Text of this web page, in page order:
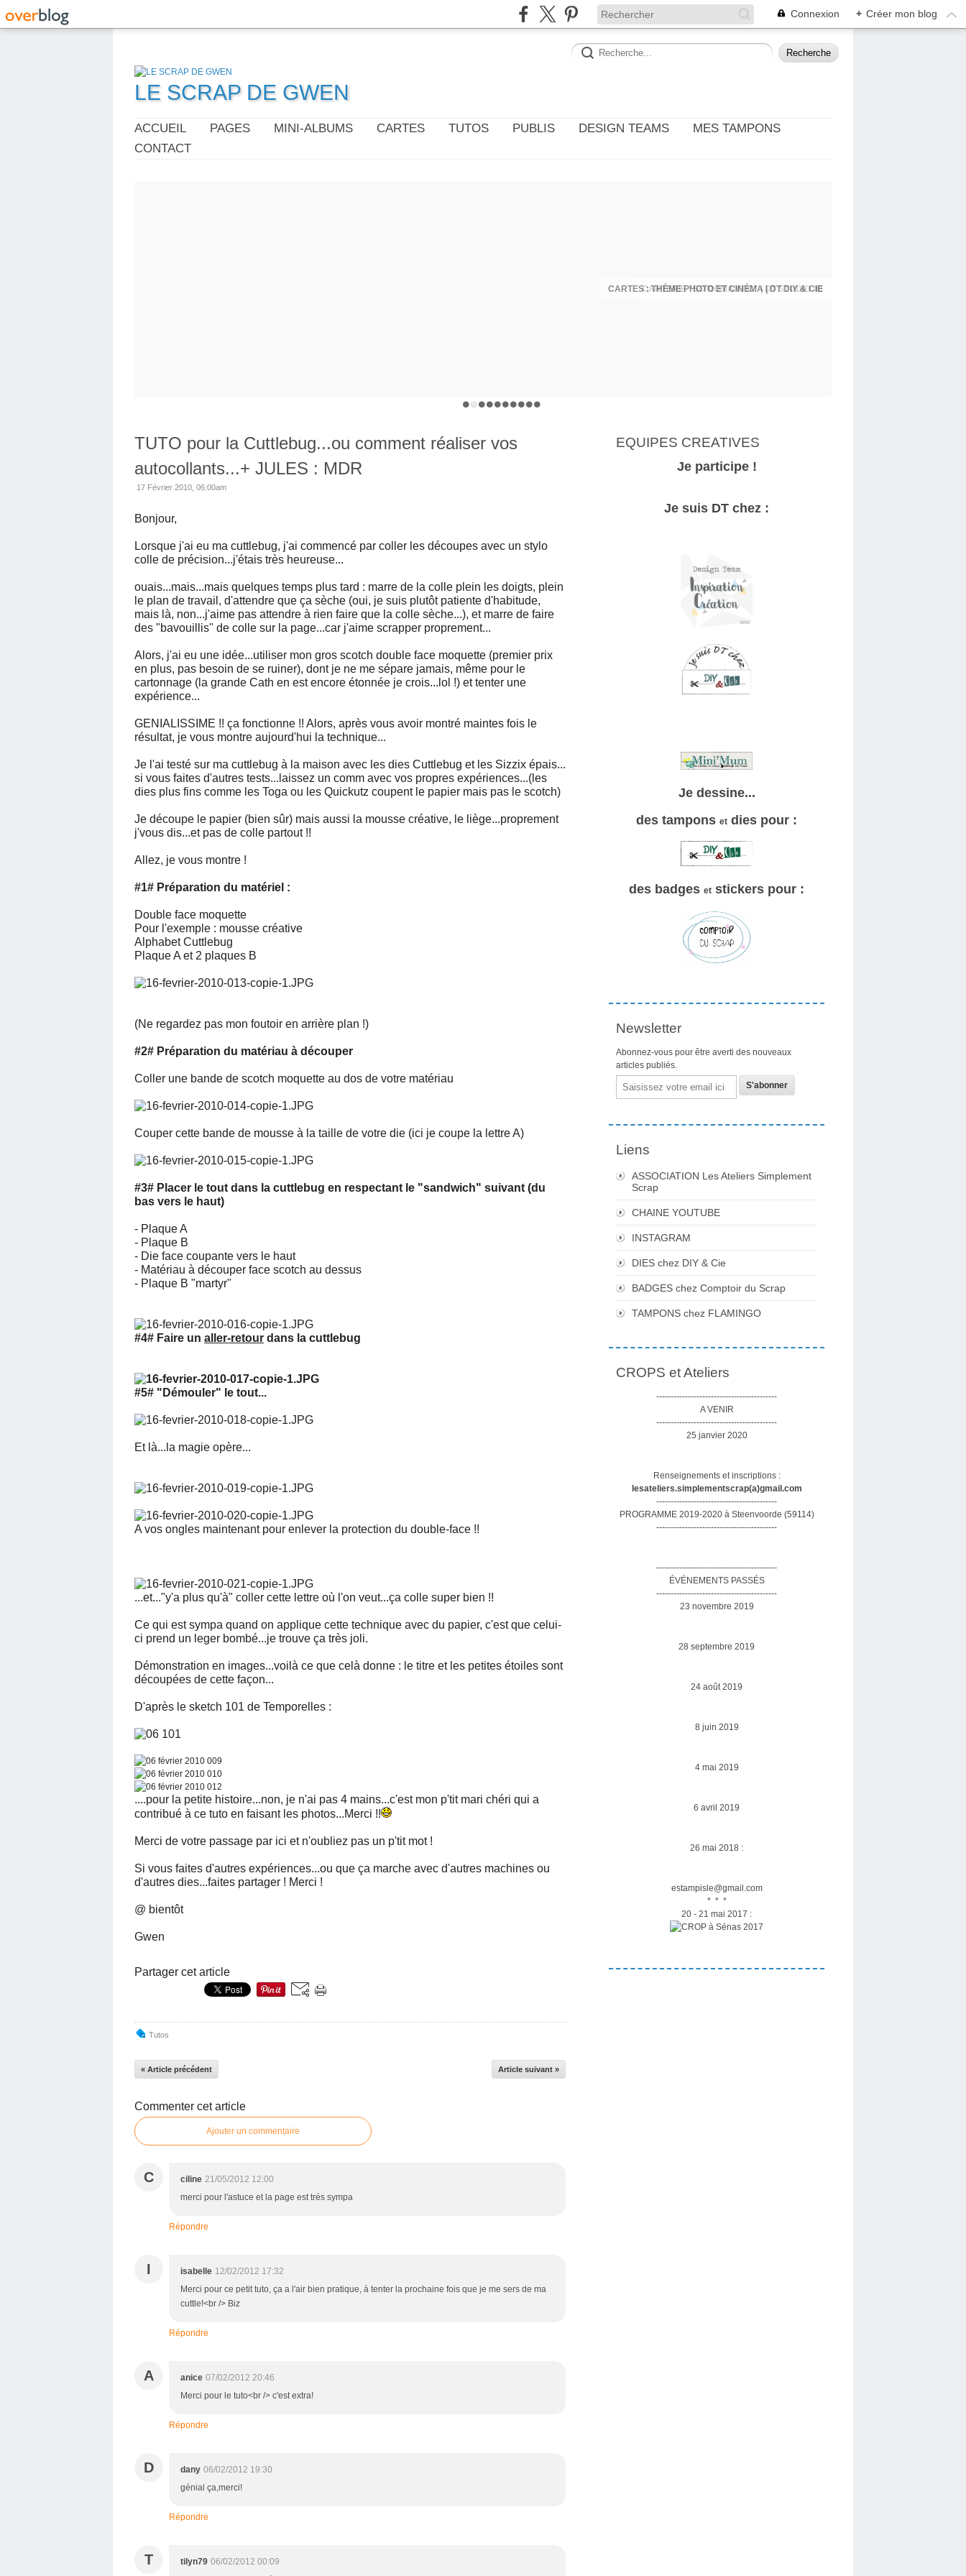
Connexion + Créer mon blog
LE SCRAP DE GWEN
ACCUEIL PAGES MINI-ALBUMS CARTES TUTOS PUBLIS DESIGN TEAMS
MES TAMPONS
CONTACT
CARTES : THÈME PHOTO ET CINÉMA | DT DIY & CIE
TUTO pour la Cuttlebug...ou comment réaliser vos
autocollants...+ JULES : MDR
17 Février 2010, 06:00am
Bonjour,
Lorsque j'ai eu ma cuttlebug, j'ai commencé par coller les découpes avec un stylo
colle de précision...j'étais très heureuse...
ouais...mais...mais quelques temps plus tard : marre de la colle plein les doigts, plein
le plan de travail, d'attendre que ça sèche (oui, je suis plutôt patiente d'habitude,
mais là, non...j'aime pas attendre à rien faire que la colle sèche...), et marre de faire
des "bavouillis" de colle sur la page...car j'aime scrapper proprement...
Alors, j'ai eu une idée...utiliser mon gros scotch double face moquette (premier prix
en plus, pas besoin de se ruiner), dont je ne me sépare jamais, même pour le
cartonnage (la grande Cath en est encore étonnée je crois...lol !) et tenter une
expérience...
GENIALISSIME !! ça fonctionne !! Alors, après vous avoir montré maintes fois le
résultat, je vous montre aujourd'hui la technique...
Je l'ai testé sur ma cuttlebug à la maison avec les dies Cuttlebug et les Sizzix épais...
si vous faites d'autres tests...laissez un comm avec vos propres expériences...(les
dies plus fins comme les Toga ou les Quickutz coupent le papier mais pas le scotch)
Je découpe le papier (bien sûr) mais aussi la mousse créative, le liège...proprement
j'vous dis...et pas de colle partout !!
Allez, je vous montre !
#1# Préparation du matériel :
Double face moquette
Pour l'exemple : mousse créative
Alphabet Cuttlebug
Plaque A et 2 plaques B
(Ne regardez pas mon foutoir en arrière plan !)
#2# Préparation du matériau à découper
Coller une bande de scotch moquette au dos de votre matériau
Couper cette bande de mousse à la taille de votre die (ici je coupe la lettre A)
#3# Placer le tout dans la cuttlebug en respectant le "sandwich" suivant (du
bas vers le haut)
- Plaque A
- Plaque B
- Die face coupante vers le haut
- Matériau à découper face scotch au dessus
- Plaque B "martyr"
#4# Faire un aller-retour dans la cuttlebug
#5# "Démouler" le tout...
Et là...la magie opère...
A vos ongles maintenant pour enlever la protection du double-face !!
...et..."y'a plus qu'à" coller cette lettre où l'on veut...ça colle super bien !!
Ce qui est sympa quand on applique cette technique avec du papier, c'est que celui-
ci prend un leger bombé...je trouve ça très joli.
Démonstration en images...voilà ce que celà donne : le titre et les petites étoiles sont
découpées de cette façon...
D'après le sketch 101 de Temporelles :
....pour la petite histoire...non, je n'ai pas 4 mains...c'est mon p'tit mari chéri qui a
contribué à ce tuto en faisant les photos...Merci !!
Merci de votre passage par ici et n'oubliez pas un p'tit mot !
Si vous faites d'autres expériences...ou que ça marche avec d'autres machines ou
d'autres dies...faites partager ! Merci !
@ bientôt
Gwen
Partager cet article
Tutos
« Article précédent Article suivant »
Commenter cet article
Ajouter un commentaire
C ciline 21/05/2012 12:00
merci pour l'astuce et la page est trés sympa
Répondre
I isabelle 12/02/2012 17:32
Merci pour ce petit tuto, ça a l'air bien pratique, à tenter la prochaine fois que je me sers de ma
cuttle!<br /> Biz
Répondre
A anice 07/02/2012 20:46
Merci pour le tuto<br /> c'est extra!
Répondre
D dany 06/02/2012 19:30
génial ça,merci!
Répondre
T tilyn79 06/02/2012 00:09
EQUIPES CREATIVES
Je participe !
Je suis DT chez :
Je dessine...
des tampons et dies pour :
des badges et stickers pour :
Newsletter
Abonnez-vous pour être averti des nouveaux
articles publiés.
Email
Liens
ASSOCIATION Les Ateliers Simplement
Scrap
CHAINE YOUTUBE
INSTAGRAM
DIES chez DIY & Cie
BADGES chez Comptoir du Scrap
TAMPONS chez FLAMINGO
CROPS et Ateliers
------------------------------------------
A VENIR
------------------------------------------
25 janvier 2020
Renseignements et inscriptions :
lesateliers.simplementscrap(a)gmail.com
------------------------------------------
PROGRAMME 2019-2020 à Steenvoorde (59114)
------------------------------------------
------------------------------------------
ÉVÉNEMENTS PASSÉS
------------------------------------------
23 novembre 2019
28 septembre 2019
24 août 2019
8 juin 2019
4 mai 2019
6 avril 2019
26 mai 2018 :
estampisle@gmail.com
* * *
20 - 21 mai 2017 :